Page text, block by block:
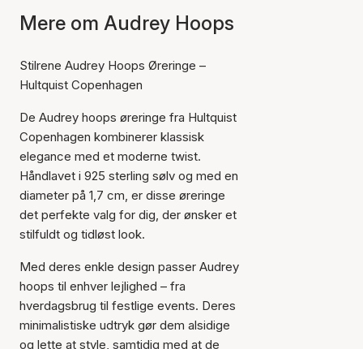
Mere om Audrey Hoops
Stilrene Audrey Hoops Øreringe –
Hultquist Copenhagen
De Audrey hoops øreringe fra Hultquist
Copenhagen kombinerer klassisk
elegance med et moderne twist.
Håndlavet i 925 sterling sølv og med en
diameter på 1,7 cm, er disse øreringe
det perfekte valg for dig, der ønsker et
stilfuldt og tidløst look.
Med deres enkle design passer Audrey
hoops til enhver lejlighed – fra
hverdagsbrug til festlige events. Deres
minimalistiske udtryk gør dem alsidige
og lette at style, samtidig med at de